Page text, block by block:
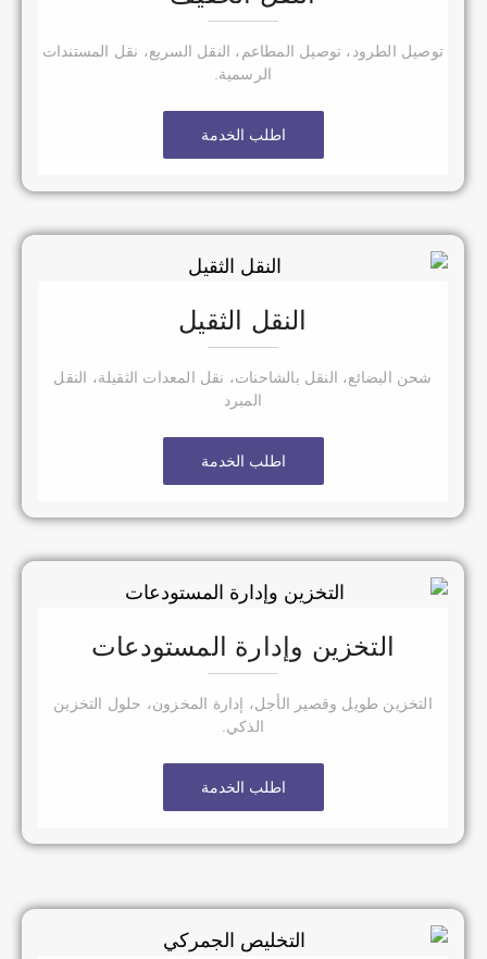
توصيل الطرود، توصيل المطاعم، النقل السريع، نقل المستندات
الرسمية.
اطلب الخدمة
النقل الثقيل
شحن البضائع، النقل بالشاحنات، نقل المعدات الثقيلة، النقل
المبرد
اطلب الخدمة
التخزين وإدارة المستودعات
التخزين طويل وقصير الأجل، إدارة المخزون، حلول التخزين
الذكي.
اطلب الخدمة